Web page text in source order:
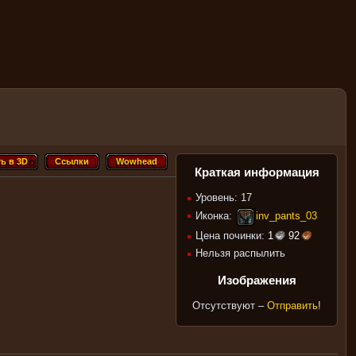
Краткая информация
Уровень: 17
Иконка:
inv_pants_03
Цена починки: 1
92
Нельзя распылить
Изображения
Отсутствуют – Отправить!
Wowhead
Wowhead
Ссылки
Ссылки
в 3D
в 3D